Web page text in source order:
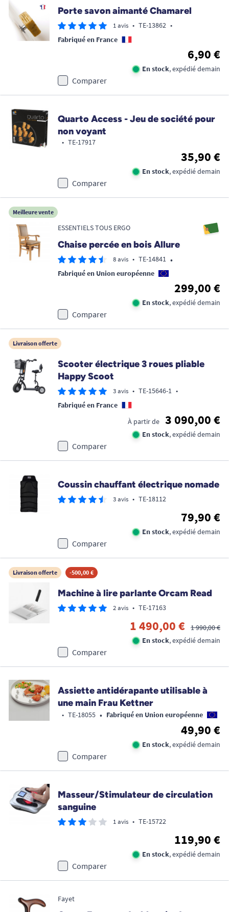
Porte savon aimanté Chamarel
1 avis • TE-13862 •
Fabriqué en France
6,90 €
En stock, expédié demain
Comparer
Quarto Access - Jeu de société pour
non voyant
• TE-17917
35,90 €
En stock, expédié demain
Comparer
Meilleure vente
ESSENTIELS TOUS ERGO
Chaise percée en bois Allure
8 avis • TE-14841 •
Fabriqué en Union européenne
299,00 €
En stock, expédié demain
Comparer
Livraison offerte
Scooter électrique 3 roues pliable
Happy Scoot
3 avis • TE-15646-1 •
Fabriqué en France
À partir de
3 090,00 €
En stock, expédié demain
Comparer
Coussin chauffant électrique nomade
3 avis • TE-18112
79,90 €
En stock, expédié demain
Comparer
Livraison offerte -500,00 €
Machine à lire parlante Orcam Read
2 avis • TE-17163
1 490,00 €
1 990,00 €
En stock, expédié demain
Comparer
Assiette antidérapante utilisable à
une main Frau Kettner
• TE-18055 • Fabriqué en Union européenne
49,90 €
En stock, expédié demain
Comparer
Masseur/Stimulateur de circulation
sanguine
1 avis • TE-15722
119,90 €
En stock, expédié demain
Comparer
Fayet